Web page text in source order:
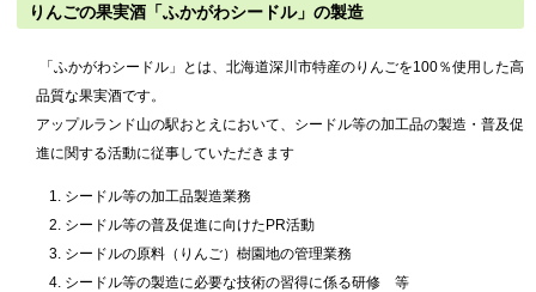
りんごの果実酒「ふかがわシードル」の製造
「ふかがわシードル」とは、北海道深川市特産のりんごを100％使用した高
品質な果実酒です。
アップルランド山の駅おとえにおいて、シードル等の加工品の製造・普及促
進に関する活動に従事していただきます
シードル等の加工品製造業務
シードル等の普及促進に向けたPR活動
シードルの原料（りんご）樹園地の管理業務
シードル等の製造に必要な技術の習得に係る研修 等